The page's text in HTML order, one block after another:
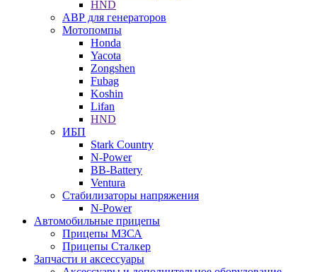
HND
АВР для генераторов
Мотопомпы
Honda
Yacota
Zongshen
Fubag
Koshin
Lifan
HND
ИБП
Stark Country
N-Power
BB-Battery
Ventura
Стабилизаторы напряжения
N-Power
Автомобильные прицепы
Прицепы МЗСА
Прицепы Сталкер
Запчасти и аксессуары